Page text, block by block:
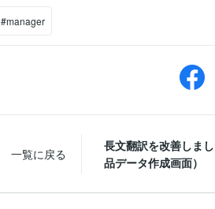
#manager
一覧に戻る
長文翻訳を改善しま
品データ作成画面）